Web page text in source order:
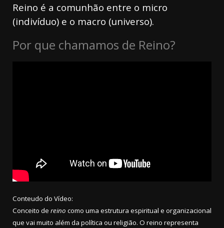
Reino é a comunhão entre o micro
(indivíduo) e o macro (universo).
Por que chamamos de Reino?
Conteudo do Vídeo:
Conceito de reino como uma estrutura espiritual e organizacional
que vai muito além da política ou religião. O reino representa